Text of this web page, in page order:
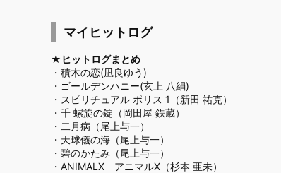
マイヒットログ
★ヒットログまとめ
・ 積木の恋(凪良ゆう)
・ ゴールデンハニー(玄上 八絹)
・ スピリチュアル ポリス 1（新田 祐克）
・ 千 螺旋の錠（岡田屋 鉄蔵）
・ 二月病（尾上与一）
・ 天球儀の海（尾上与一）
・ 碧のかたみ（尾上与一）
・ ANIMALX アニマルX（杉本 亜未）